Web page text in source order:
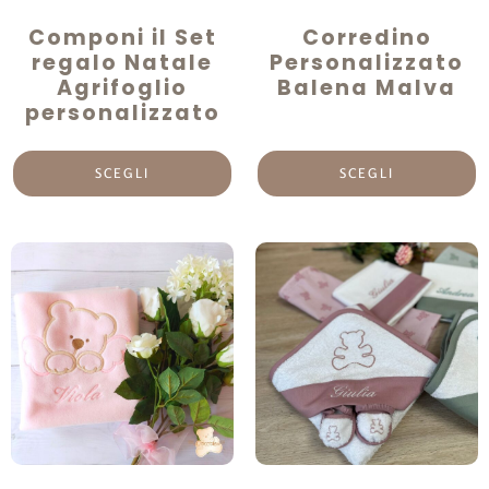
Componi il Set
regalo Natale
Agrifoglio
personalizzato
SCEGLI
Corredino
Personalizzato
Balena Malva
SCEGLI